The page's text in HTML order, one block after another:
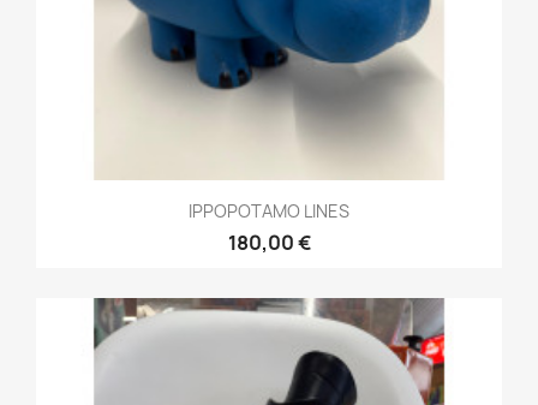
IPPOPOTAMO LINES
180,00 €